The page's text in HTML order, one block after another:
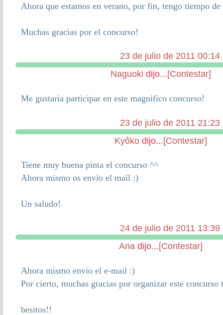
Ahora que estamos en verano, por fin, tengo tiempo
Muchas gracias por el concurso!
23 de julio de 2011 00:14
Naguoki dijo...[Contestar]
Me gustaria participar en este magnifico concurso!
23 de julio de 2011 21:23
Kyôkodijo...[Contestar]
Tiene muy buena pinta el concurso ^^
Ahora mismo os envio el mail :)
Un saludo!
24 de julio de 2011 13:39
Anadijo...[Contestar]
Ahora mismo envio el e-mail :)
Por cierto, muchas gracias por organizar este concurso
besitos!!